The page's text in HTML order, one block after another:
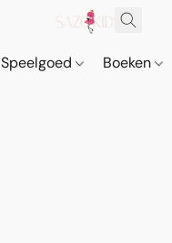
Speelgoed Boeken